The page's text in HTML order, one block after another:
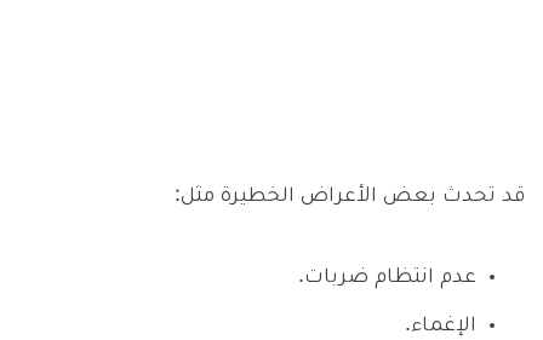
قد تحدث بعض الأعراض الخطيرة مثل:
عدم انتظام ضربات.
الإغماء.